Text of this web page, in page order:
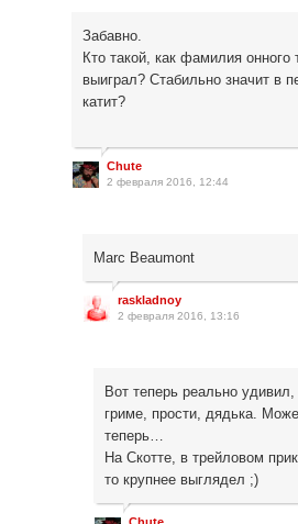
Забавно.
Кто такой, как фамилия онного
выиграл? Стабильно значит в
катит?
Chute
2 февраля 2016, 12:44
Marc Beaumont
raskladnoy
2 февраля 2016, 13:16
Вот теперь реально
гриме, прости, дядька.
теперь…
На Скотте, в трейловом
то крупнее выглядел ;)